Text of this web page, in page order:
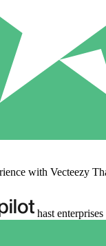
with Vecteezy
hast enterprises